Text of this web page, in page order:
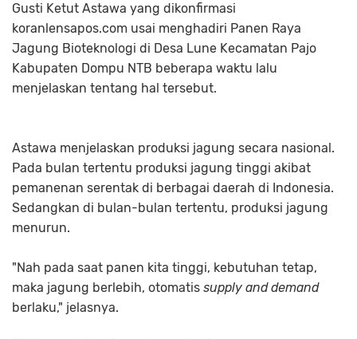
Gusti Ketut Astawa yang dikonfirmasi
koranlensapos.com usai menghadiri Panen Raya
Jagung Bioteknologi di Desa Lune Kecamatan Pajo
Kabupaten Dompu NTB beberapa waktu lalu
menjelaskan tentang hal tersebut.
Astawa menjelaskan produksi jagung secara nasional.
Pada bulan tertentu produksi jagung tinggi akibat
pemanenan serentak di berbagai daerah di Indonesia.
Sedangkan di bulan-bulan tertentu, produksi jagung
menurun.
"Nah pada saat panen kita tinggi, kebutuhan tetap,
maka jagung berlebih, otomatis supply and demand
berlaku," jelasnya.